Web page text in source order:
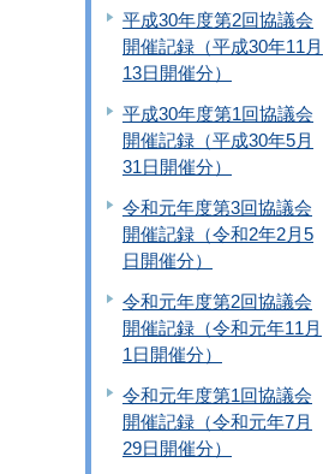
平成30年度第2回協議会
開催記録（平成30年11月
13日開催分）
平成30年度第1回協議会
開催記録（平成30年5月
31日開催分）
令和元年度第3回協議会
開催記録（令和2年2月5
日開催分）
令和元年度第2回協議会
開催記録（令和元年11月
1日開催分）
令和元年度第1回協議会
開催記録（令和元年7月
29日開催分）